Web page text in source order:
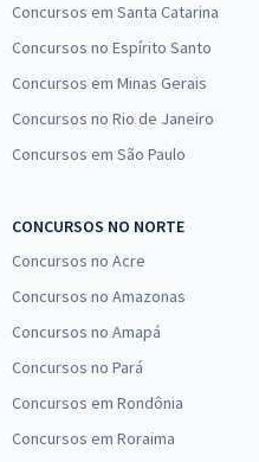
Concursos em Santa Catarina
Concursos no Espírito Santo
Concursos em Minas Gerais
Concursos no Rio de Janeiro
Concursos em São Paulo
CONCURSOS NO NORTE
Concursos no Acre
Concursos no Amazonas
Concursos no Amapá
Concursos no Pará
Concursos em Rondônia
Concursos em Roraima